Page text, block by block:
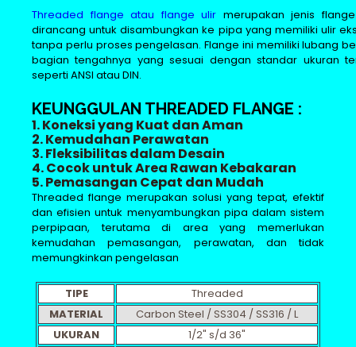
Threaded flange atau flange ulir merupakan jenis
dirancang untuk disambungkan ke pipa yang memiliki ulir
tanpa perlu proses pengelasan. Flange ini memiliki lubang
bagian tengahnya yang sesuai dengan standar ukuran
seperti ANSI atau DIN.
KEUNGGULAN THREADED FLANGE :
1. Koneksi yang Kuat dan Aman
2. Kemudahan Perawatan
3. Fleksibilitas dalam Desain
4. Cocok untuk Area Rawan Kebakaran
5. Pemasangan Cepat dan Mudah
Threaded flange merupakan solusi yang tepat, efektif
dan efisien untuk menyambungkan pipa dalam sistem
perpipaan, terutama di area yang memerlukan
kemudahan pemasangan, perawatan, dan tidak
memungkinkan pengelasan
TIPE
Threaded
MATERIAL
Carbon Steel / SS304 / SS316 / L
UKURAN
1/2" s/d 36"